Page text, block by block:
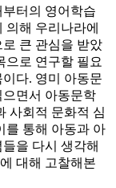
터의 영어학습
의해 우리나라에
큰 관심을 받았
으로 연구할 필요
다. 영미 아동문
면서 아동문학
사회적 문화적 심
를 통해 아동과 아
을 다시 생각해
대해 고찰해본